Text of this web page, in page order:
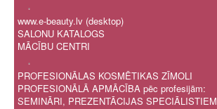
.
www.e-beauty.lv (desktop)
SALONU KATALOGS
MĀCĪBU CENTRI
.
PROFESIONĀLAS KOSMĒTIKAS ZĪMOLI
PROFESIONĀLĀ APMĀCĪBA pēc profesijām:
SEMINĀRI, PREZENTĀCIJAS SPECIĀLISTIEM